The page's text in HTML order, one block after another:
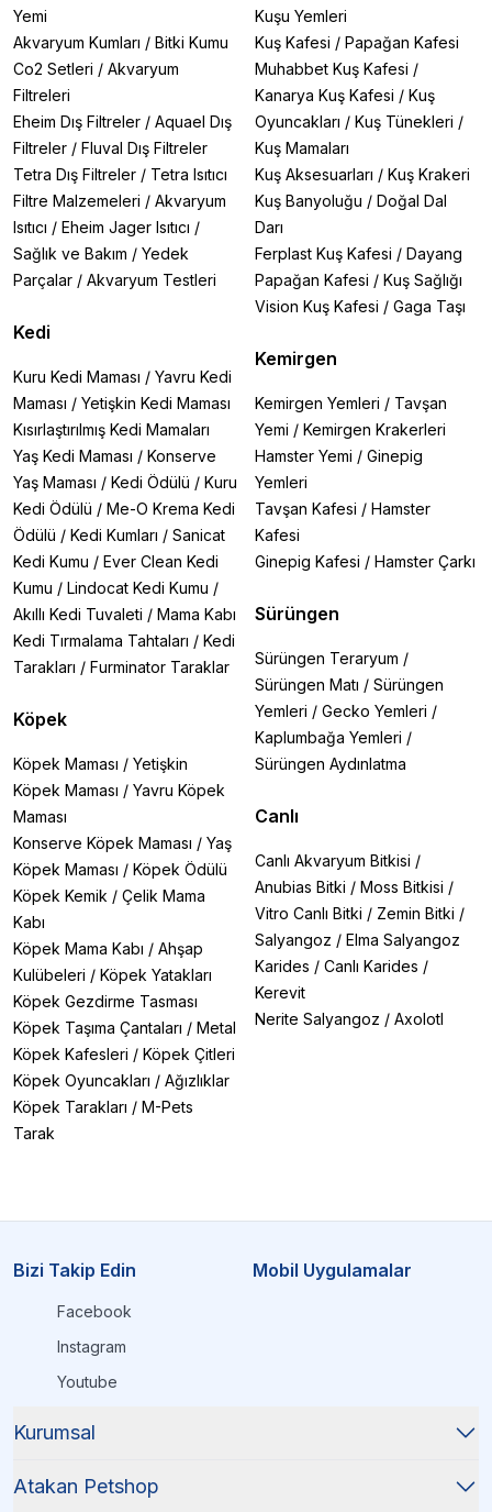
Yemi
Akvaryum Kumları / Bitki Kumu
Co2 Setleri / Akvaryum
Filtreleri
Eheim Dış Filtreler / Aquael Dış
Filtreler / Fluval Dış Filtreler
Tetra Dış Filtreler / Tetra Isıtıcı
Filtre Malzemeleri / Akvaryum
Isıtıcı / Eheim Jager Isıtıcı /
Sağlık ve Bakım / Yedek
Parçalar / Akvaryum Testleri
Kedi
Kuru Kedi Maması / Yavru Kedi
Maması / Yetişkin Kedi Maması
Kısırlaştırılmış Kedi Mamaları
Yaş Kedi Maması / Konserve
Yaş Maması / Kedi Ödülü / Kuru
Kedi Ödülü / Me-O Krema Kedi
Ödülü / Kedi Kumları / Sanicat
Kedi Kumu / Ever Clean Kedi
Kumu / Lindocat Kedi Kumu /
Akıllı Kedi Tuvaleti / Mama Kabı
Kedi Tırmalama Tahtaları / Kedi
Tarakları / Furminator Taraklar
Köpek
Köpek Maması / Yetişkin
Köpek Maması / Yavru Köpek
Maması
Konserve Köpek Maması / Yaş
Köpek Maması / Köpek Ödülü
Köpek Kemik / Çelik Mama
Kabı
Köpek Mama Kabı / Ahşap
Kulübeleri / Köpek Yatakları
Köpek Gezdirme Tasması
Köpek Taşıma Çantaları / Metal
Köpek Kafesleri / Köpek Çitleri
Köpek Oyuncakları / Ağızlıklar
Köpek Tarakları / M-Pets
Tarak
Kuşu Yemleri
Kuş Kafesi / Papağan Kafesi
Muhabbet Kuş Kafesi /
Kanarya Kuş Kafesi / Kuş
Oyuncakları / Kuş Tünekleri /
Kuş Mamaları
Kuş Aksesuarları / Kuş Krakeri
Kuş Banyoluğu / Doğal Dal
Darı
Ferplast Kuş Kafesi / Dayang
Papağan Kafesi / Kuş Sağlığı
Vision Kuş Kafesi / Gaga Taşı
Kemirgen
Kemirgen Yemleri / Tavşan
Yemi / Kemirgen Krakerleri
Hamster Yemi / Ginepig
Yemleri
Tavşan Kafesi / Hamster
Kafesi
Ginepig Kafesi / Hamster Çarkı
Sürüngen
Sürüngen Teraryum /
Sürüngen Matı / Sürüngen
Yemleri / Gecko Yemleri /
Kaplumbağa Yemleri /
Sürüngen Aydınlatma
Canlı
Canlı Akvaryum Bitkisi /
Anubias Bitki / Moss Bitkisi /
Vitro Canlı Bitki / Zemin Bitki /
Salyangoz / Elma Salyangoz
Karides / Canlı Karides /
Kerevit
Nerite Salyangoz / Axolotl
Bizi Takip Edin
Facebook
Instagram
Youtube
Mobil Uygulamalar
Kurumsal
Atakan Petshop